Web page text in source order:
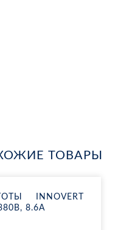
ТОВАРЫ
INNOVERT
8.6А